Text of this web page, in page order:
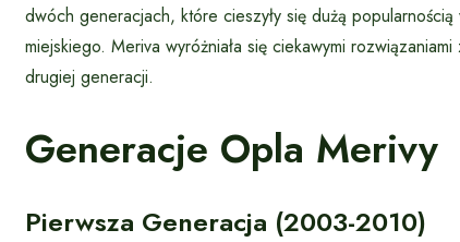
dwóch generacjach, które cieszyły się dużą
miejskiego. Meriva wyróżniała się ciekawymi
drugiej generacji.
Generacje Opla Merivy
Pierwsza Generacja (2003-2010)